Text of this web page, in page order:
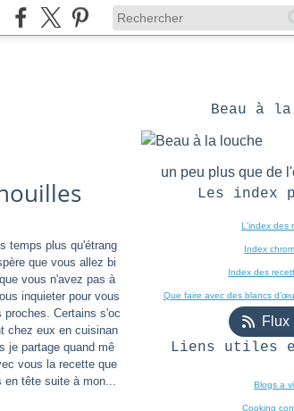
temps plus qu'étrang
que vous allez bi
vous n'avez pas à
inquieter pour vous
proches. Certains s'oc
chez eux en cuisinan
je partage quand mê
vous la recette que
en tête suite à mon...
Beau à
un peu plus que de
Les index
L'index des
Index
Index des
Que faire avec des blancs
Flux
Liens utiles
Blogs a
Cooking